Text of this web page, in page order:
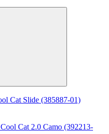
Cat Slide (385887-01)